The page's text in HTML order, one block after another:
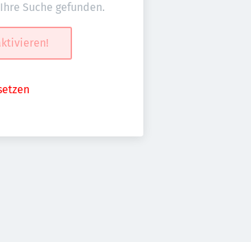
Suche gefunden.